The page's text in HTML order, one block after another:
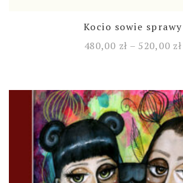
Kocio sowie sprawy
480,00 zł – 520,00 zł